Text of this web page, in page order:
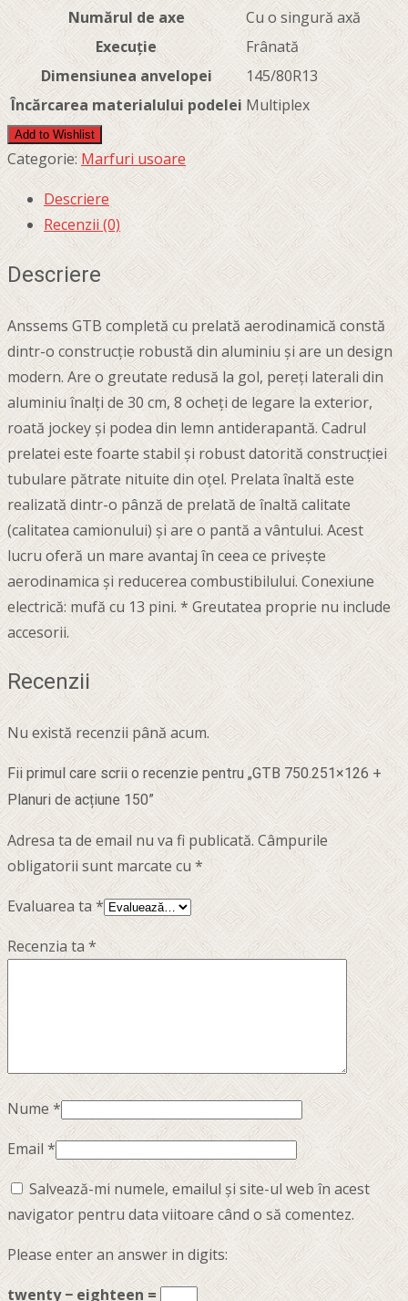
Numărul de axe
Cu o singură axă
Execuție
Frânată
Dimensiunea anvelopei
145/80R13
Încărcarea materialului podelei Multiplex
Add to Wishlist
Categorie:Marfuri usoare
Descriere
Recenzii (0)
Descriere
Anssems GTB completă cu prelată aerodinamică constă
dintr-o construcție robustă din aluminiu și are un design
modern. Are o greutate redusă la gol, pereți laterali din
aluminiu înalți de 30 cm, 8 ocheți de legare la exterior,
roată jockey și podea din lemn antiderapantă. Cadrul
prelatei este foarte stabil și robust datorită construcției
tubulare pătrate nituite din oțel. Prelata înaltă este
realizată dintr-o pânză de prelată de înaltă calitate
(calitatea camionului) și are o pantă a vântului. Acest
lucru oferă un mare avantaj în ceea ce privește
aerodinamica și reducerea combustibilului. Conexiune
electrică: mufă cu 13 pini. * Greutatea proprie nu include
accesorii.
Recenzii
Nu există recenzii până acum.
Fii primul care scrii o recenzie pentru „GTB 750.251×126 +
Planuri de acțiune 150”
Adresa ta de email nu va fi publicată. Câmpurile
obligatorii sunt marcate cu *
Evaluarea ta*
Recenzia ta*
Nume*
Email *
Salvează-mi numele, emailul și site-ul web în acest
navigator pentru data viitoare când o să comentez.
Please enter an answer in digits:
twenty − eighteen =